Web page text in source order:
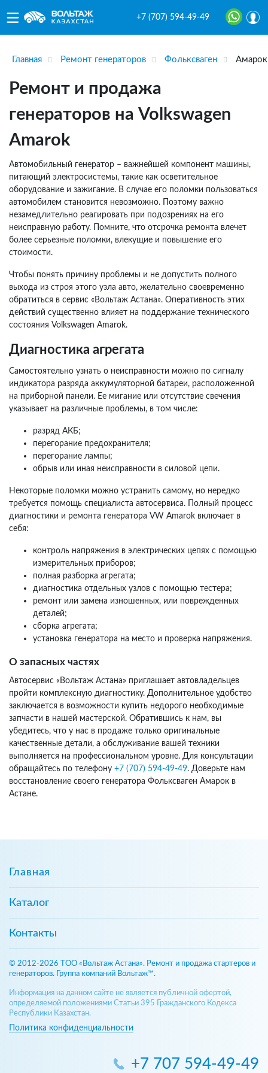
+7 (707) 594-49-49
Главная Ремонт генераторов Фольксваген Амарок
Ремонт и продажа
генераторов на Volkswagen
Amarok
Автомобильный генератор – важнейшей компонент машины,
питающий электросистемы, такие как осветительное
оборудование и зажигание. В случае его поломки пользоваться
автомобилем становится невозможно. Поэтому важно
незамедлительно реагировать при подозрениях на его
неисправную работу. Помните, что отсрочка ремонта влечет
более серьезные поломки, влекущие и повышение его
стоимости.
Чтобы понять причину проблемы и не допустить полного
выхода из строя этого узла авто, желательно своевременно
обратиться в сервис «Вольтаж Астана». Оперативность этих
действий существенно влияет на поддержание технического
состояния Volkswagen Amarok.
Диагностика агрегата
Самостоятельно узнать о неисправности можно по сигналу
индикатора разряда аккумуляторной батареи, расположенной
на приборной панели. Ее мигание или отсутствие свечения
указывает на различные проблемы, в том числе:
разряд АКБ;
перегорание предохранителя;
перегорание лампы;
обрыв или иная неисправности в силовой цепи.
Некоторые поломки можно устранить самому, но нередко
требуется помощь специалиста автосервиса. Полный процесс
диагностики и ремонта генератора VW Amarok включает в
себя:
контроль напряжения в электрических цепях с помощью
измерительных приборов;
полная разборка агрегата;
диагностика отдельных узлов с помощью тестера;
ремонт или замена изношенных, или поврежденных
деталей;
сборка агрегата;
установка генератора на место и проверка напряжения.
О запасных частях
Автосервис «Вольтаж Астана» приглашает автовладельцев
пройти комплексную диагностику. Дополнительное удобство
заключается в возможности купить недорого необходимые
запчасти в нашей мастерской. Обратившись к нам, вы
убедитесь, что у нас в продаже только оригинальные
качественные детали, а обслуживание вашей техники
выполняется на профессиональном уровне. Для консультации
обращайтесь по телефону +7 (707) 594-49-49. Доверьте нам
восстановление своего генератора Фольксваген Амарок в
Астане.
Главная
Каталог
Контакты
© 2012-2026 ТОО «Вольтаж Астана». Ремонт и продажа стартеров и
генераторов. Группа компаний Вольтаж™.
Информация на данном сайте не является публичной офертой,
определяемой положениями Статьи 395 Гражданского Кодекса
Республики Казахстан.
Политика конфиденциальности
+7 707 594-49-49